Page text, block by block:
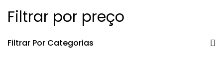
Filtrar por preço
Filtrar Por Categorias